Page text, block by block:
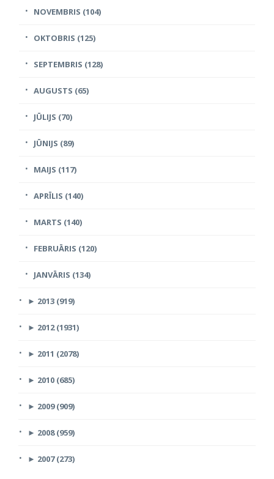
NOVEMBRIS (104)
OKTOBRIS (125)
SEPTEMBRIS (128)
AUGUSTS (65)
JŪLIJS (70)
JŪNIJS (89)
MAIJS (117)
APRĪLIS (140)
MARTS (140)
FEBRUĀRIS (120)
JANVĀRIS (134)
► 2013 (919)
► 2012 (1931)
► 2011 (2078)
► 2010 (685)
► 2009 (909)
► 2008 (959)
► 2007 (273)